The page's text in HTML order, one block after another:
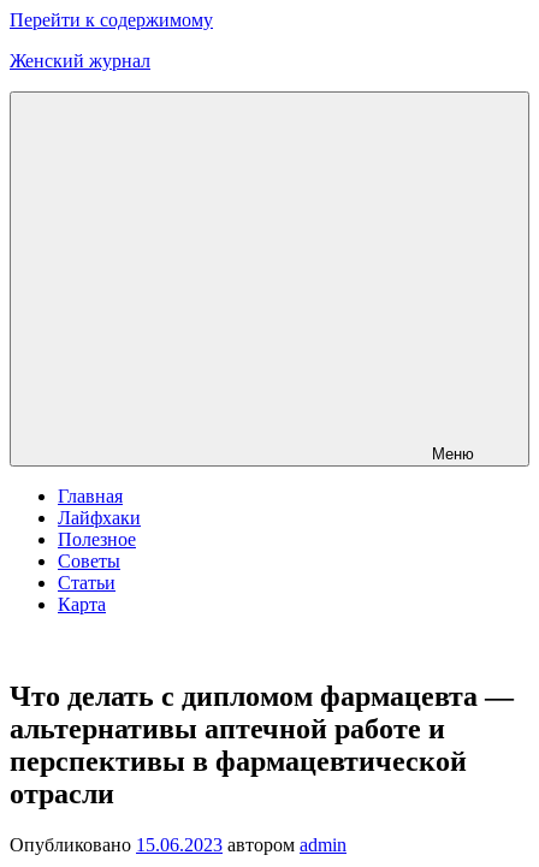
Перейти к содержимому
Женский журнал
Меню
Главная
Лайфхаки
Полезное
Советы
Статьи
Карта
Что делать с дипломом фармацевта —
альтернативы аптечной работе и
перспективы в фармацевтической
отрасли
Опубликовано 15.06.2023 автором admin